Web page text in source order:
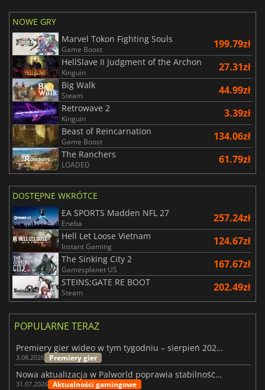
NOWE GRY
Marvel Tokon Fighting Souls
Game Boost 199.79zł
HellSlave II Judgment of the Archon
Kinguin 27.31zł
Big Walk
Steam 44.99zł
Retrowave 2
Kinguin 3.39zł
Beast of Reincarnation
Game Boost 134.06zł
The Ranchers
LOADED 61.79zł
DOSTĘPNE WKRÓTCE
EA SPORTS Madden NFL 27
Eneba 257.24zł
Hell Let Loose Vietnam
Instant Gaming 124.67zł
The Sinking City 2
Gamesplanet US 167.67zł
STEINS;GATE RE BOOT
Steam 202.49zł
POPULARNE TERAZ
Premiery gier wideo w tym tygodniu – sierpień 2026 r. (32. tydzień)
3.08.2026 Premiery gier
Nowa aktualizacja w Palworld poprawia stabilność Sunreach i walk z bossami
31.07.2026 Aktualności gamingowe